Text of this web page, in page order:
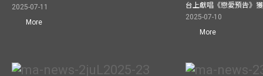
2025-07-11
More
台上獻唱《戀愛預告》
2025-07-10
More